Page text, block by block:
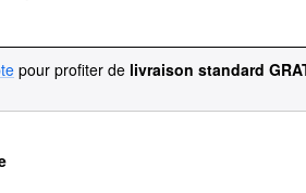
pour profiter de livraison standard